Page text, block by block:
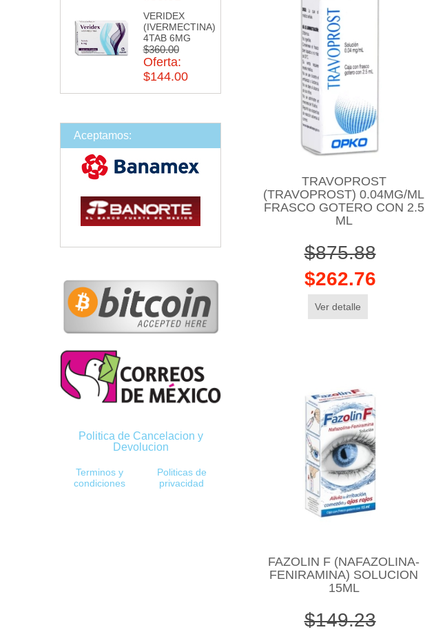
VERIDEX
(IVERMECTINA)
4TAB 6MG
$360.00
Oferta:
$144.00
Aceptamos:
Politica de Cancelacion y
Devolucion
Terminos y
condiciones
Politicas de
privacidad
TRAVOPROST
(TRAVOPROST) 0.04MG/ML
FRASCO GOTERO CON 2.5
ML
$875.88
$262.76
Ver detalle
FAZOLIN F (NAFAZOLINA-
FENIRAMINA) SOLUCION
15ML
$149.23